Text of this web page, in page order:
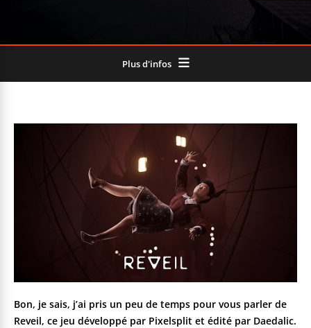
Plus d'infos
Bon, je sais, j’ai pris un peu de temps pour vous parler de
Reveil, ce jeu développé par Pixelsplit et édité par Daedalic.